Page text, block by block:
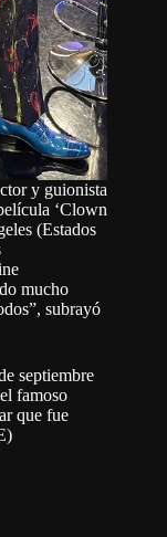
y guionista
‘Clown
(Estados
mucho
subrayó
septiembre
famoso
que fue